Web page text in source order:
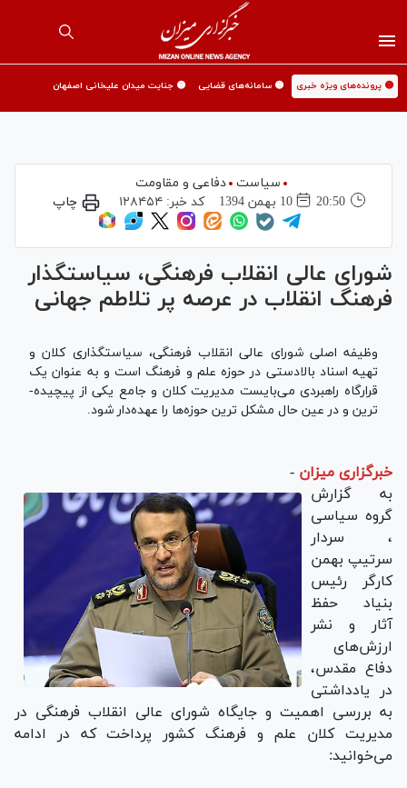
🟡 پرونده‌های ویژه خبری 🟡 سامانه‌های قضایی 🟡 جنایت میدان علیخانی اصفهان
سیاست
دفاعی و مقاومت
20:50
10 بهمن 1394 کد خبر: ۱۲۸۴۵۴ چاپ
شورای عالی انقلاب فرهنگی، سیاستگذار
فرهنگ انقلاب در عرصه پر تلاطم جهانی
وظیفه اصلی شورای عالی انقلاب فرهنگی، سیاستگذاری کلان و
تهیه اسناد بالادستی در حوزه علم و فرهنگ است و به عنوان یک
قرارگاه راهبردی می­‌بایست مدیریت کلان و جامع یکی از پیچیده‌­
ترین و در عین حال مشکل ترین حوزه­‌ها را عهده‌­دار شود.
خبرگزاری میزان -
به گزارش
گروه سیاسی
، سردار
سرتیپ بهمن
کارگر رئیس
بنیاد حفظ
آثار و نشر
ارزش‌های
دفاع مقدس،
در یادداشتی
به بررسی اهمیت و جایگاه شورای عالی انقلاب فرهنگی در
مدیریت کلان علم و فرهنگ کشور پرداخت که در ادامه
می‌خوانید: